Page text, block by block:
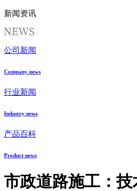
新闻资讯
公司新闻
Company news
行业新闻
Industry news
产品百科
Product news
市政道路施工：